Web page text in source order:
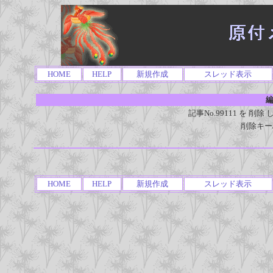
HOME HELP 新規作成 スレッド表示
記事No.99111 を 削除
削除キ
HOME HELP 新規作成 スレッド表示